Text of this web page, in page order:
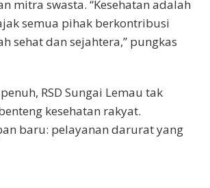
mitra swasta. “Kesehatan adalah
semua pihak berkontribusi
sehat dan sejahtera,” pungkas
RSD Sungai Lemau tak
kesehatan rakyat.
baru: pelayanan darurat yang